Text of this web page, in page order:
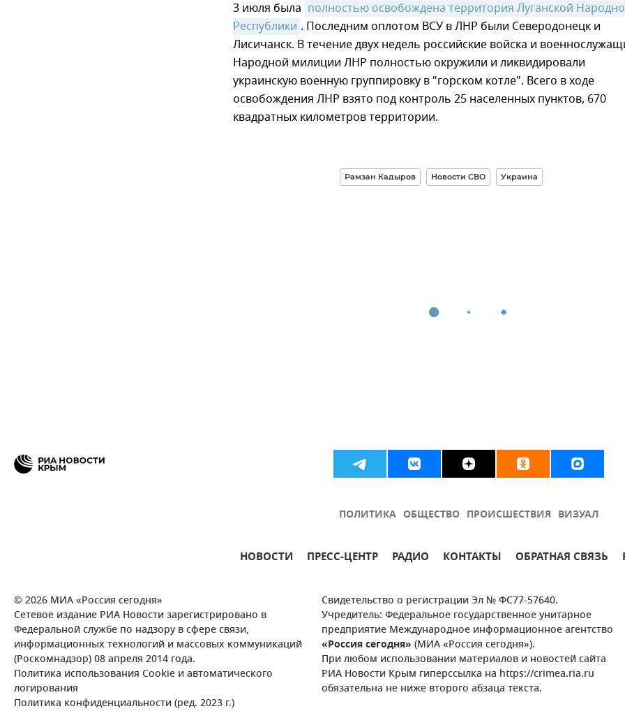
3 июля была полностью освобождена территория Луганской
Республики . Последним оплотом ВСУ в ЛНР были Северодонецк и
Лисичанск. В течение двух недель российские войска и
Народной милиции ЛНР полностью окружили и ликвидировали
украинскую военную группировку в "горском котле". Всего в ходе
освобождения ЛНР взято под контроль 25 населенных пунктов, 670
квадратных километров территории.
Рамзан Кадыров Новости СВО Украина
ПОЛИТИКА ОБЩЕСТВО ПРОИСШЕСТВИЯ ВИЗУАЛ
НОВОСТИ ПРЕСС-ЦЕНТР РАДИО КОНТАКТЫ ОБРАТНАЯ СВЯЗЬ
© 2026 МИА «Россия сегодня»
Сетевое издание РИА Новости зарегистрировано в
Федеральной службе по надзору в сфере связи,
информационных технологий и массовых коммуникаций
(Роскомнадзор) 08 апреля 2014 года.
Политика использования Cookie и автоматического
логирования
Политика конфиденциальности (ред. 2023 г.)
Свидетельство о регистрации Эл № ФС77-57640.
Учредитель: Федеральное государственное унитарное
предприятие Международное информационное агентство
«Россия сегодня» (МИА «Россия сегодня»).
При любом использовании материалов и новостей сайта
РИА Новости Крым гиперссылка на https://crimea.ria.ru
обязательна не ниже второго абзаца текста.